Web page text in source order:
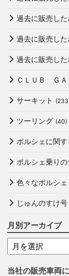
過去に販売した
過去に販売した
過去に販売した
ＣＬＵＢ ＧＡ
サーキット
ツーリング (40)
ポルシェに関
ポルシェ乗り
色々なポルシェ
じゅんのすけ号
月別アーカイブ
当社の販売車両